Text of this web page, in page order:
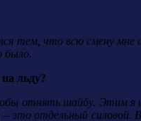
что всю смену мне
было.
льду?
отнять шайбу. Этим я
отдельный силовой.